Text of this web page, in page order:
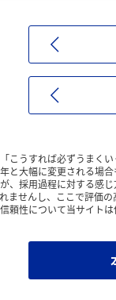
こうすれば必ずうまく
と大幅に変更される場合
、採用過程に対する感
ませんし、ここで評価
頼性について当サイト